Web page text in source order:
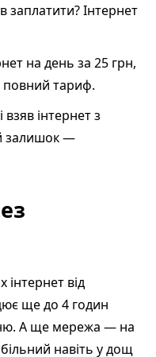
заплатити? Інтернет
на день за 25 грн,
повний тариф.
взяв інтернет з
залишок —
інтернет від
ще до 4 годин
А ще мережа — на
навіть у дощ